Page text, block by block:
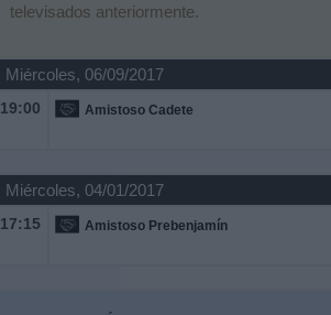
televisados anteriormente.
Miércoles, 06/09/2017
19:00 Amistoso Cadete
Miércoles, 04/01/2017
17:15 Amistoso Prebenjamín